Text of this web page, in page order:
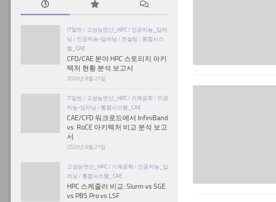
IT일반/ 고성능연산_HPC/ 인공지능_딥러
닝 / 인공지능-딥러닝 / 컨설팅 / 통합시스
템_CAE
CFD/CAE 분야 HPC 스토리지 아키
텍처 현황 분석 보고서
2025년 8월 27일
IT일반/ 고성능연산_HPC/ 기계공학/ 인공
지능-딥러닝 / 통합시스템_CAE
CAE/CFD 워크로드에서 InfiniBand
vs. RoCE 아키텍처 비교 분석 보고
서
2025년 8월 27일
고성능연산_HPC/ 기계공학/ 인공지능_딥
러닝 / 통합시스템_CAE
HPC 스케줄러 비교: Slurm vs SGE
vs PBS Pro vs LSF